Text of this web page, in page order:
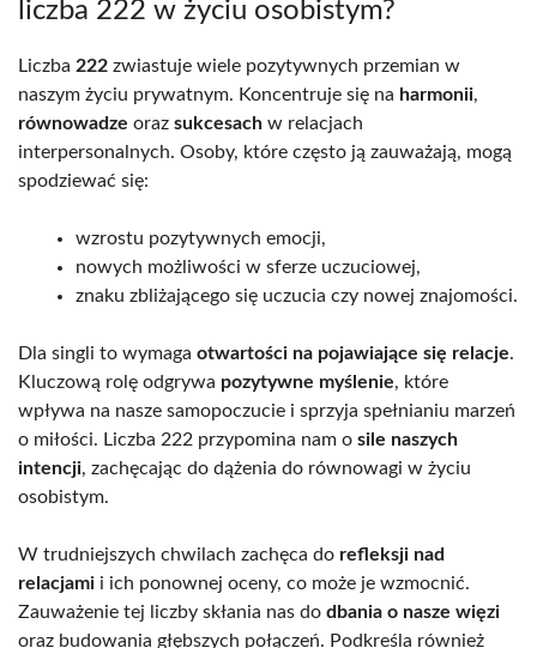
liczba 222 w życiu osobistym?
Liczba 222 zwiastuje wiele pozytywnych przemian w
naszym życiu prywatnym. Koncentruje się na harmonii,
równowadze oraz sukcesach w relacjach
interpersonalnych. Osoby, które często ją zauważają, mogą
spodziewać się:
wzrostu pozytywnych emocji,
nowych możliwości w sferze uczuciowej,
znaku zbliżającego się uczucia czy nowej znajomości.
Dla singli to wymaga otwartości na pojawiające się relacje.
Kluczową rolę odgrywa pozytywne myślenie, które
wpływa na nasze samopoczucie i sprzyja spełnianiu marzeń
o miłości. Liczba 222 przypomina nam o sile naszych
intencji, zachęcając do dążenia do równowagi w życiu
osobistym.
W trudniejszych chwilach zachęca do refleksji nad
relacjami i ich ponownej oceny, co może je wzmocnić.
Zauważenie tej liczby skłania nas do dbania o nasze więzi
oraz budowania głębszych połączeń. Podkreśla również